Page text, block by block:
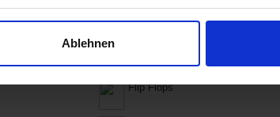
Ablehnen
Flip Flops